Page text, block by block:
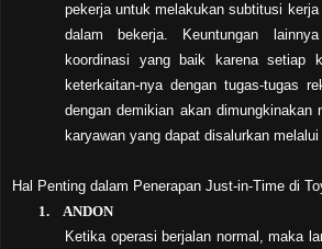
pekerja untuk melakukan subtitusi
dalam bekerja. Keuntungan
koordinasi yang baik karena setiap
keterkaitan-nya dengan tugas-tugas
dengan demikian akan dimungkinakan
karyawan yang dapat disalurkan melalui
Hal Penting dalam Penerapan Just-in-Time di
1.
ANDON
Ketika operasi berjalan normal, maka